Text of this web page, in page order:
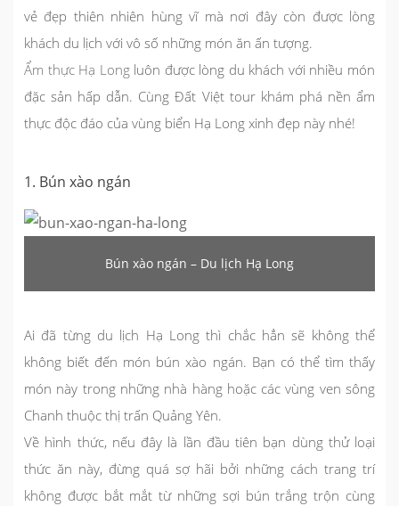
vẻ đẹp thiên nhiên hùng vĩ mà nơi đây còn được lòng
khách du lịch với vô số những món ăn ấn tượng.
Ẩm thực Hạ Longluôn được lòng du khách với nhiều món
đặc sản hấp dẫn. Cùng Đất Việt tour khám phá nền ẩm
thực độc đáo của vùng biển Hạ Long xinh đẹp này nhé!
1. Bún xào ngán
Bún xào ngán – Du lịch Hạ Long
Ai đã từng du lịch Hạ Long thì chắc hẳn sẽ không thể
không biết đến món bún xào ngán. Bạn có thể tìm thấy
món này trong những nhà hàng hoặc các vùng ven sông
Chanh thuộc thị trấn Quảng Yên.
Về hình thức, nếu đây là lần đầu tiên bạn dùng thử loại
thức ăn này, đừng quá sợ hãi bởi những cách trang trí
không được bắt mắt từ những sợi bún trắng trộn cùng